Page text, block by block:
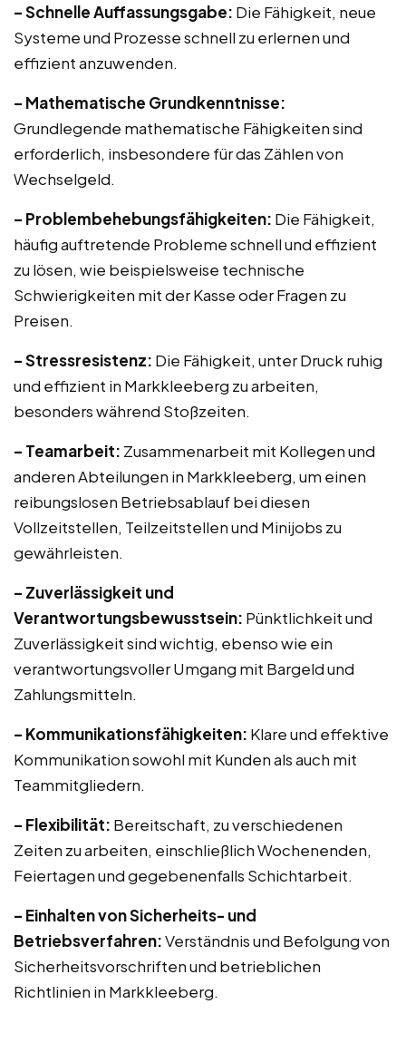
– Schnelle Auffassungsgabe: Die Fähigkeit, neue
Systeme und Prozesse schnell zu erlernen und
effizient anzuwenden.
– Mathematische Grundkenntnisse:
Grundlegende mathematische Fähigkeiten sind
erforderlich, insbesondere für das Zählen von
Wechselgeld.
– Problembehebungsfähigkeiten: Die Fähigkeit,
häufig auftretende Probleme schnell und effizient
zu lösen, wie beispielsweise technische
Schwierigkeiten mit der Kasse oder Fragen zu
Preisen.
– Stressresistenz: Die Fähigkeit, unter Druck ruhig
und effizient in Markkleeberg zu arbeiten,
besonders während Stoßzeiten.
– Teamarbeit: Zusammenarbeit mit Kollegen und
anderen Abteilungen in Markkleeberg, um einen
reibungslosen Betriebsablauf bei diesen
Vollzeitstellen, Teilzeitstellen und Minijobs zu
gewährleisten.
– Zuverlässigkeit und
Verantwortungsbewusstsein: Pünktlichkeit und
Zuverlässigkeit sind wichtig, ebenso wie ein
verantwortungsvoller Umgang mit Bargeld und
Zahlungsmitteln.
– Kommunikationsfähigkeiten: Klare und effektive
Kommunikation sowohl mit Kunden als auch mit
Teammitgliedern.
– Flexibilität: Bereitschaft, zu verschiedenen
Zeiten zu arbeiten, einschließlich Wochenenden,
Feiertagen und gegebenenfalls Schichtarbeit.
– Einhalten von Sicherheits- und
Betriebsverfahren:Verständnis und Befolgung von
Sicherheitsvorschriften und betrieblichen
Richtlinien in Markkleeberg.